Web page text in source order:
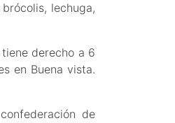
lechuga,
derecho a 6
en Buena vista.
de